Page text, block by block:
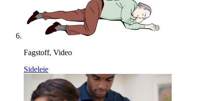
Fagstoff, Video
Sideleie